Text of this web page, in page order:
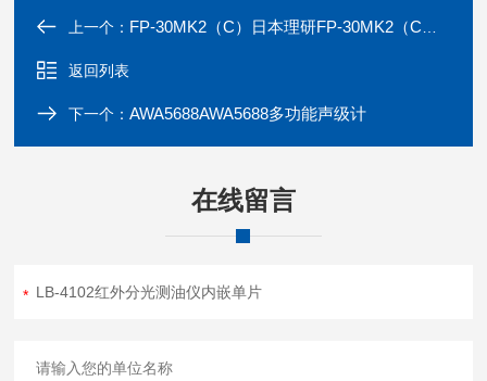
上一个： FP-30MK2（C）日本理研FP-30MK2（C）光电光度甲醛检测仪
返回列表
下一个：AWA5688AWA5688多功能声级计
在线留言